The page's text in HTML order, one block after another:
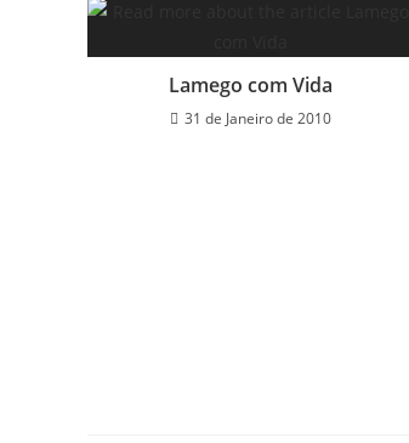
Lamego com Vida
31 de Janeiro de 2010